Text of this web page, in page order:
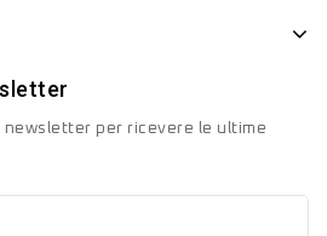
newsletter per ricevere le ultime